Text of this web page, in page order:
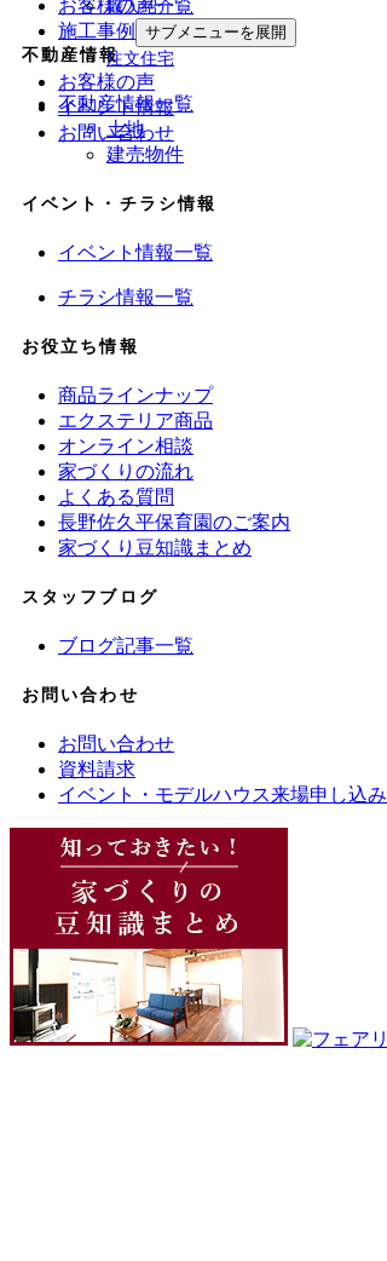
職人紹介
施工事例
サブメニューを展開
注文住宅
お客様の声
イベント情報
お問い合わせ
お客様の声一覧
不動産情報
不動産情報一覧
土地
建売物件
イベント・チラシ情報
イベント情報一覧
チラシ情報一覧
お役立ち情報
商品ラインナップ
エクステリア商品
オンライン相談
家づくりの流れ
よくある質問
長野佐久平保育園のご案内
家づくり豆知識まとめ
スタッフブログ
ブログ記事一覧
お問い合わせ
お問い合わせ
資料請求
イベント・モデルハウス来場申し込み